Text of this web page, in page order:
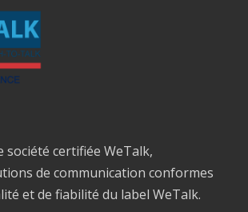
société certifiée WeTalk,
de communication conformes
et de fiabilité du label WeTalk.